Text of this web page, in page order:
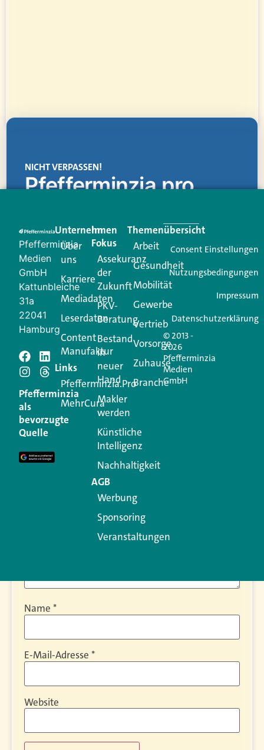
NICHT VERPASSEN!
Pfefferminzia.pro
Creator für Ihre Kundenkommunikation. Alles, was
Ihren Vertriebsalltag leichter macht. Mit nur einem
Login.
Jetzt anmelden
Schreiben Sie einen
Kommentar
Ihre E-Mail-Adresse wird nicht veröffentlicht.
Erforderliche Felder sind mit
Kommentar
Name *
E-Mail-Adresse *
Website
Pfefferminzia
Medien
GmbH
Kattunbleiche
31a
22041
Hamburg
Pfefferminzia
als
bevorzugte
Quelle
Unternehmen
Über
uns
Karriere
Mediadaten
Leserdaten
Content
Manufaktur
Links
Pfefferminzia.Pro
MehrCura
Im
Fokus
Assekuranz
der
Zukunft
PKV-
Beratung
Bestand
in
neuer
Hand
Makler
werden
Künstliche
Intelligenz
Nachhaltigkeit
AGB
Werbung
Sponsoring
Veranstaltungen
Themenübersicht
Arbeit
Gesundheit
Mobilität
Gewerbe
Vertrieb
Vorsorge
Zuhause
Branche
© 2013 -
2026
Pfefferminzia
Medien
GmbH
Consent Einstellungen
Nutzungsbedingungen
Impressum
Datenschutzerklärung